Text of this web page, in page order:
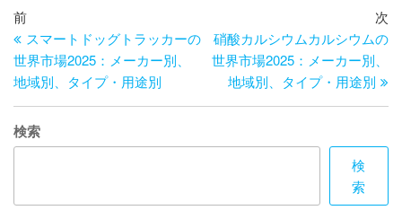
投
稿
ナ
ビ
ゲ
シ
過
去
の
投
稿
前
スマートドッグトラッカーの
世界市場2025：メーカー別、
地域別、タイプ・用途別
の
次
硝酸カルシウムカルシウムの
世界市場2025：メーカー別、
地域別、タイプ・用途別
検索
検
索